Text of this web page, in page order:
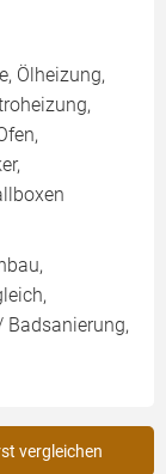
Ölheizung,
Badsanierung,
vergleichen